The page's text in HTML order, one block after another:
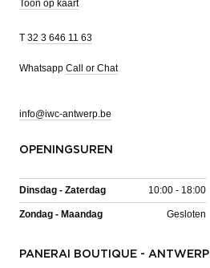
Toon op kaart
T 32 3 646 11 63
Whatsapp Call or Chat
info@iwc-antwerp.be
OPENINGSUREN
Dinsdag - Zaterdag 10:00 - 18:00
Zondag - Maandag Gesloten
PANERAI BOUTIQUE - ANTWERP